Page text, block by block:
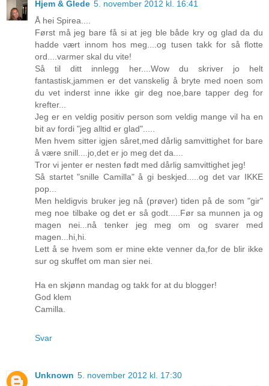
Hjem & Glede 5. november 2012 kl. 16:41
Å hei Spirea....
Først må jeg bare få si at jeg ble både kry og glad da du
hadde vært innom hos meg....og tusen takk for så flotte
ord....varmer skal du vite!
Så til ditt innlegg her....Wow du skriver jo helt
fantastisk,jammen er det vanskelig å bryte med noen som
du vet inderst inne ikke gir deg noe,bare tapper deg for
krefter...
Jeg er en veldig positiv person som veldig mange vil ha en
bit av fordi "jeg alltid er glad".....
Men hvem sitter igjen såret,med dårlig samvittighet for bare
å være snill....jo,det er jo meg det da....
Tror vi jenter er nesten født med dårlig samvittighet jeg!
Så startet "snille Camilla" å gi beskjed.....og det var IKKE
pop...
Men heldigvis bruker jeg nå (prøver) tiden på de som "gir"
meg noe tilbake og det er så godt.....Før sa munnen ja og
magen nei...nå tenker jeg meg om og svarer med
magen...hi,hi.
Lett å se hvem som er mine ekte venner da,for de blir ikke
sur og skuffet om man sier nei.
Ha en skjønn mandag og takk for at du blogger!
God klem
Camilla.
Svar
Unknown 5. november 2012 kl. 17:30